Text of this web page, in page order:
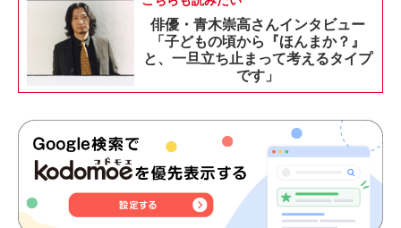
俳優・青木崇高さんインタビュー
「子どもの頃から『ほんまか？』
と、一旦立ち止まって考えるタイプ
です」